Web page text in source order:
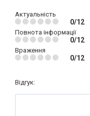
Актуальність
0/12
Повнота інформації
0/12
Враження
0/12
Відгук: